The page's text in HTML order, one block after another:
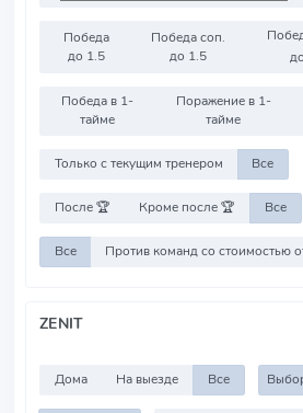
Победа
до 1.5
Победа соп.
до 1.5
до
Победа в 1-
тайме
Поражение в 1-
тайме
Только с текущим тренером Все
После 🏆 Кроме после 🏆 Все
Все Против
ZENIT
Дома На выезде Все